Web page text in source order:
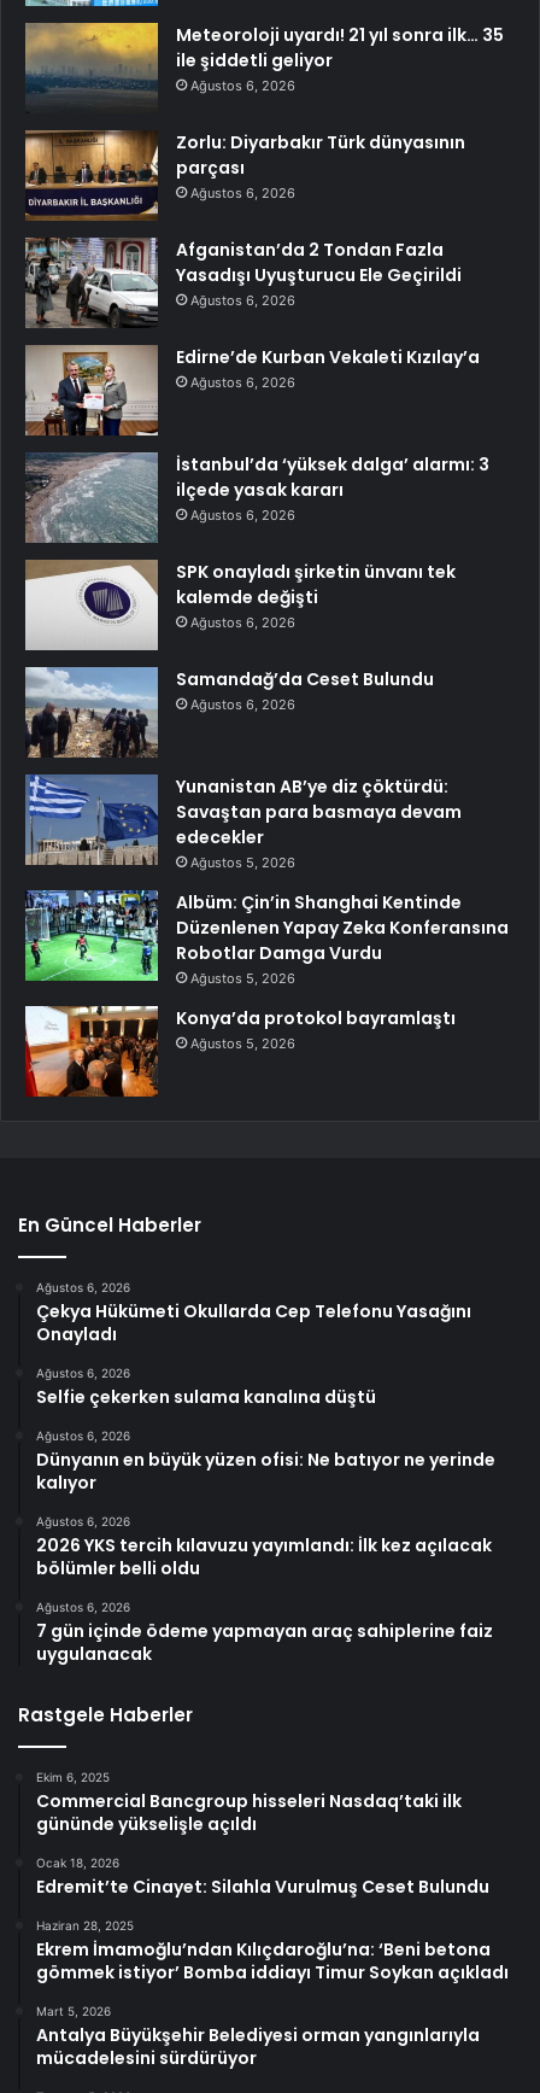
Meteoroloji uyardı! 21 yıl sonra ilk… 35
ile şiddetli geliyor
Ağustos 6, 2026
Zorlu: Diyarbakır Türk dünyasının
parçası
Ağustos 6, 2026
Afganistan’da 2 Tondan Fazla
Yasadışı Uyuşturucu Ele Geçirildi
Ağustos 6, 2026
Edirne’de Kurban Vekaleti Kızılay’a
Ağustos 6, 2026
İstanbul’da ‘yüksek dalga’ alarmı: 3
ilçede yasak kararı
Ağustos 6, 2026
SPK onayladı şirketin ünvanı tek
kalemde değişti
Ağustos 6, 2026
Samandağ’da Ceset Bulundu
Ağustos 6, 2026
Yunanistan AB’ye diz çöktürdü:
Savaştan para basmaya devam
edecekler
Ağustos 5, 2026
Albüm: Çin’in Shanghai Kentinde
Düzenlenen Yapay Zeka Konferansına
Robotlar Damga Vurdu
Ağustos 5, 2026
Konya’da protokol bayramlaştı
Ağustos 5, 2026
En Güncel Haberler
Ağustos 6, 2026
Çekya Hükümeti Okullarda Cep Telefonu Yasağını
Onayladı
Ağustos 6, 2026
Selfie çekerken sulama kanalına düştü
Ağustos 6, 2026
Dünyanın en büyük yüzen ofisi: Ne batıyor ne yerinde
kalıyor
Ağustos 6, 2026
2026 YKS tercih kılavuzu yayımlandı: İlk kez açılacak
bölümler belli oldu
Ağustos 6, 2026
7 gün içinde ödeme yapmayan araç sahiplerine faiz
uygulanacak
Rastgele Haberler
Ekim 6, 2025
Commercial Bancgroup hisseleri Nasdaq’taki ilk
gününde yükselişle açıldı
Ocak 18, 2026
Edremit’te Cinayet: Silahla Vurulmuş Ceset Bulundu
Haziran 28, 2025
Ekrem İmamoğlu’ndan Kılıçdaroğlu’na: ‘Beni betona
gömmek istiyor’ Bomba iddiayı Timur Soykan açıkladı
Mart 5, 2026
Antalya Büyükşehir Belediyesi orman yangınlarıyla
mücadelesini sürdürüyor